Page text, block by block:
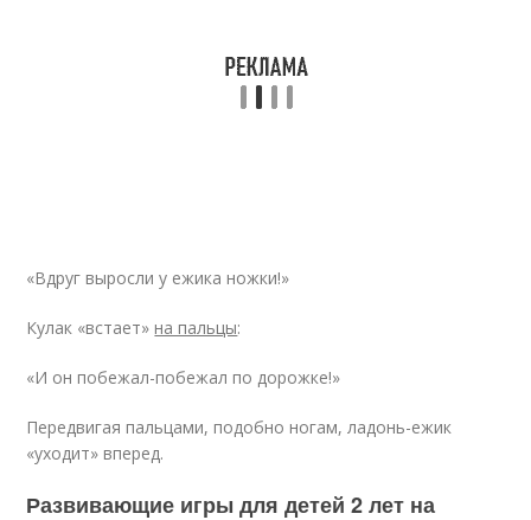
«Вдруг выросли у ежика ножки!»
Кулак «встает»на пальцы:
«И он побежал-побежал по дорожке!»
Передвигая пальцами, подобно ногам, ладонь-ежик
«уходит» вперед.
Развивающие игры для детей 2 лет на